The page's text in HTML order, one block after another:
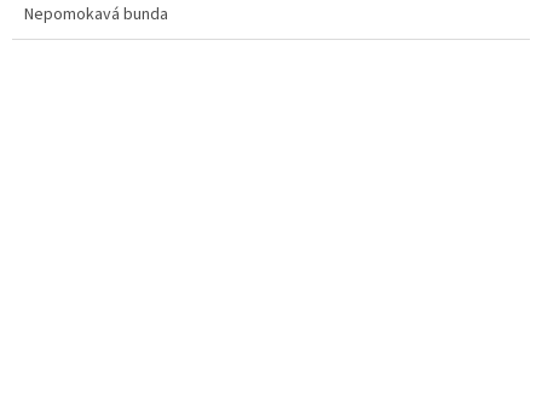
Nepomokavá bunda